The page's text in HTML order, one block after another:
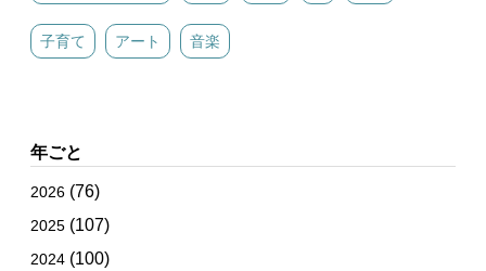
子育て アート 音楽
年ごと
2026 (76)
2025 (107)
2024 (100)